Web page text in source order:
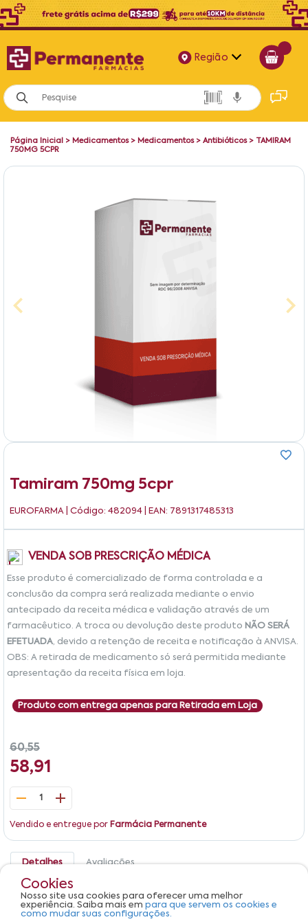
Região
Alagoas
Bahia
Página Inicial > Medicamentos> Medicamentos> Antibióticos> TAMIRAM
750MG 5CPR
Tamiram 750mg 5cpr
EUROFARMA | Código: 482094 | EAN: 7891317485313
VENDA SOB PRESCRIÇÃO MÉDICA
Esse produto é comercializado de forma controlada e a
conclusão da compra será realizada mediante o envio
antecipado da receita médica e validação através de um
farmacêutico. A troca ou devolução deste produto NÃO SERÁ
EFETUADA, devido a retenção de receita e notificação à ANVISA.
OBS: A retirada de medicamento só será permitida mediante
apresentação da receita física em loja.
Produto com entrega apenas para Retirada em Loja
60,55
58,91
1
Vendido e entregue por Farmácia Permanente
Detalhes Avaliações
Tamiram 750mg Eurofarma Caixa 5 Comprimidos
Revestidos
Cookies
Nosso site usa cookies para oferecer uma melhor
experiência. Saiba mais em para que servem os cookies e
como mudar suas configurações.